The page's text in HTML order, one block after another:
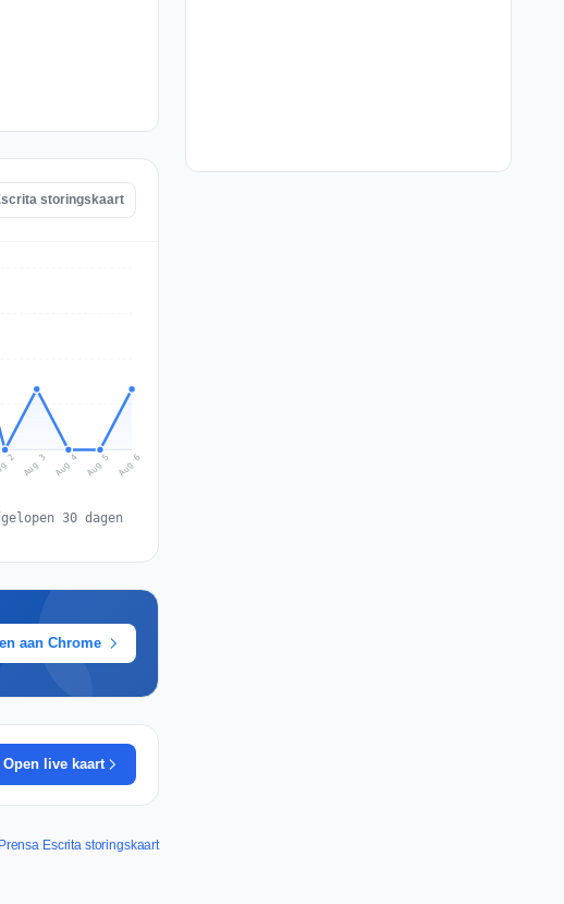
storingskaart
2 Aug 3 Aug 4 Aug 5 Aug 6
30 dagen
aan Chrome
Open live kaart
Escrita storingskaart